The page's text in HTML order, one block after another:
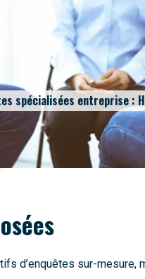
spécialisées entreprise :
d’enquêtes sur-mesure,